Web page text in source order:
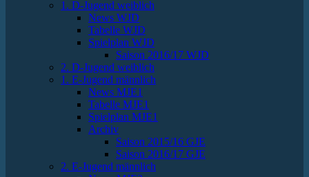
1. D-Jugend weiblich
News WJD
Tabelle WJD
Spielplan WJD
Saison 2016/17 WJD
2. D-Jugend weiblich
1. E-Jugend männlich
News MJE1
Tabelle MJE1
Spielplan MJE1
Archiv
Saison 2015/16 GJE
Saison 2016/17 GJE
2. E-Jugend männlich